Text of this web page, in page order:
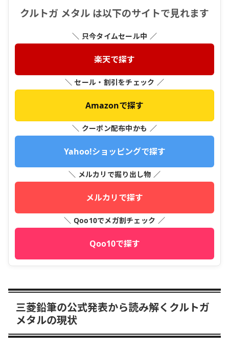
クルトガ メタル は以下のサイトで見れます
＼ 只今タイムセール中 ／
楽天で探す
＼ セール・割引をチェック ／
Amazonで探す
＼ クーポン配布中かも ／
Yahoo!ショッピングで探す
＼ メルカリで掘り出し物 ／
メルカリで探す
＼ Qoo10でメガ割チェック ／
Qoo10で探す
三菱鉛筆の公式発表から読み解くクルトガ
メタルの現状